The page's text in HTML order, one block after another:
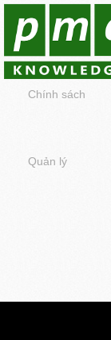
Chính sách
Quản lý